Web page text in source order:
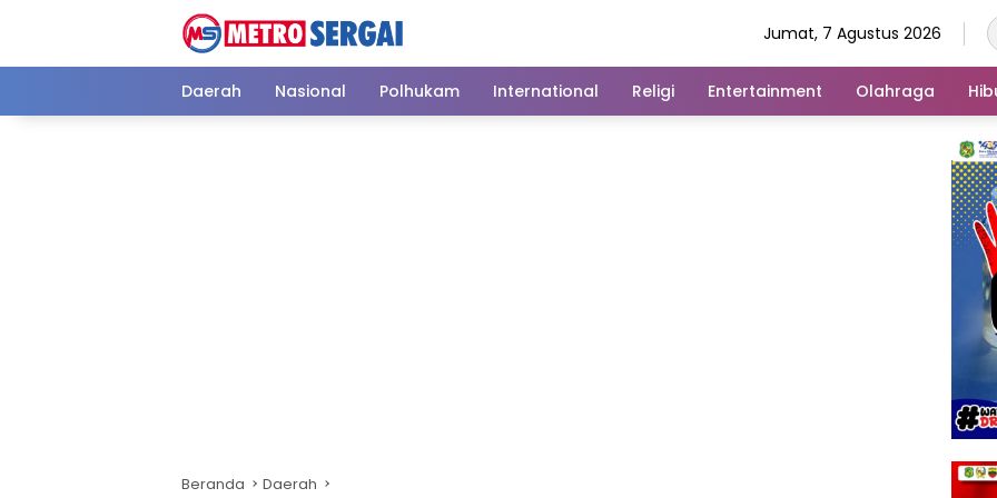
Jumat, 7 Agustus 2026
Daerah Nasional Polhukam International Religi Entertainment Olahraga
Beranda Daerah